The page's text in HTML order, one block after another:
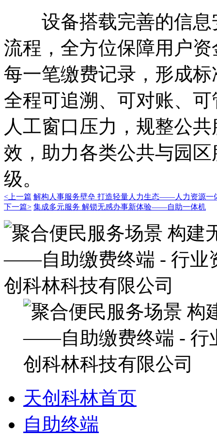
设备搭载完善的信息
流程，全方位保障用户
每一笔缴费记录，形成
全程可追溯、可对账、
人工窗口压力，规整公
效，助力各类公共与园
级。
<上一篇 解构人事服务壁垒 打造轻量人力生态——人力资源一
下一篇> 集成多元服务 解锁无感办事新体验——自助一体机
天创科林首页
自助终端